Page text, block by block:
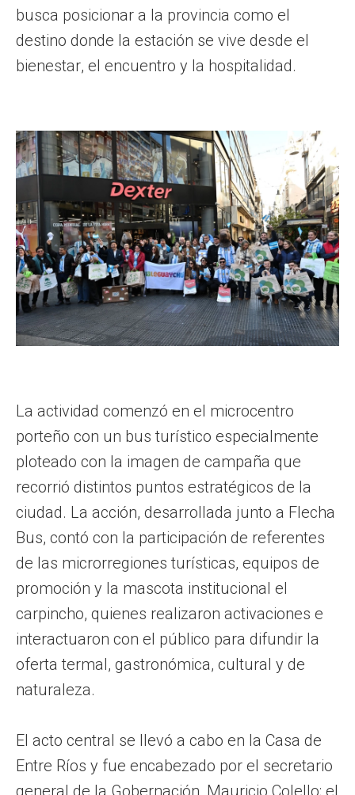
busca posicionar a la provincia como el
destino donde la estación se vive desde el
bienestar, el encuentro y la hospitalidad.
La actividad comenzó en el microcentro
porteño con un bus turístico especialmente
ploteado con la imagen de campaña que
recorrió distintos puntos estratégicos de la
ciudad. La acción, desarrollada junto a Flecha
Bus, contó con la participación de referentes
de las microrregiones turísticas, equipos de
promoción y la mascota institucional el
carpincho, quienes realizaron activaciones e
interactuaron con el público para difundir la
oferta termal, gastronómica, cultural y de
naturaleza.
El acto central se llevó a cabo en la Casa de
Entre Ríos y fue encabezado por el secretario
general de la Gobernación, Mauricio Colello; el